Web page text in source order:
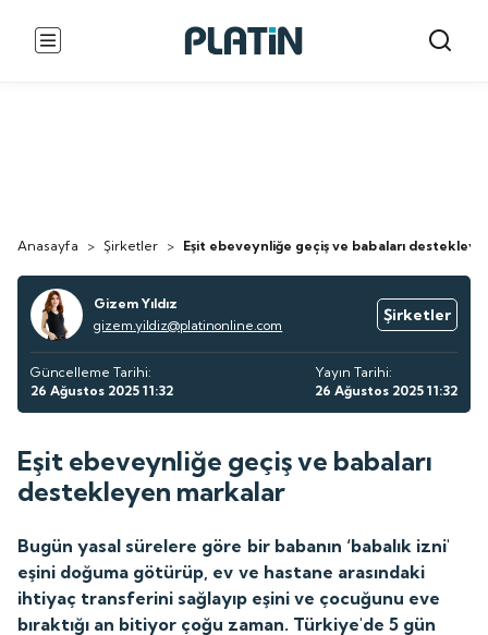
Anasayfa > Şirketler > Eşit ebeveynliğe geçiş ve babaları
Gizem Yıldız
gizem.yildiz@platinonline.com
Şirketler
Güncelleme Tarihi:
26 Ağustos 2025 11:32
Yayın Tarihi:
26 Ağustos 2025 11:32
Eşit ebeveynliğe geçiş ve babaları
destekleyen markalar
Bugün yasal sürelere göre bir babanın ‘babalık izni'
eşini doğuma götürüp, ev ve hastane arasındaki
ihtiyaç transferini sağlayıp eşini ve çocuğunu eve
bıraktığı an bitiyor çoğu zaman. Türkiye'de 5 gün